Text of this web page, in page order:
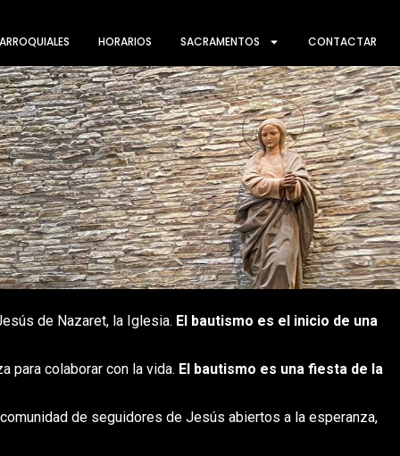
HORARIOS SACRAMENTOS CONTACTAR
de Nazaret, la Iglesia. El bautismo es el inicio de una
para colaborar con la vida. El bautismo es una fiesta de la
de seguidores de Jesús abiertos a la esperanza,